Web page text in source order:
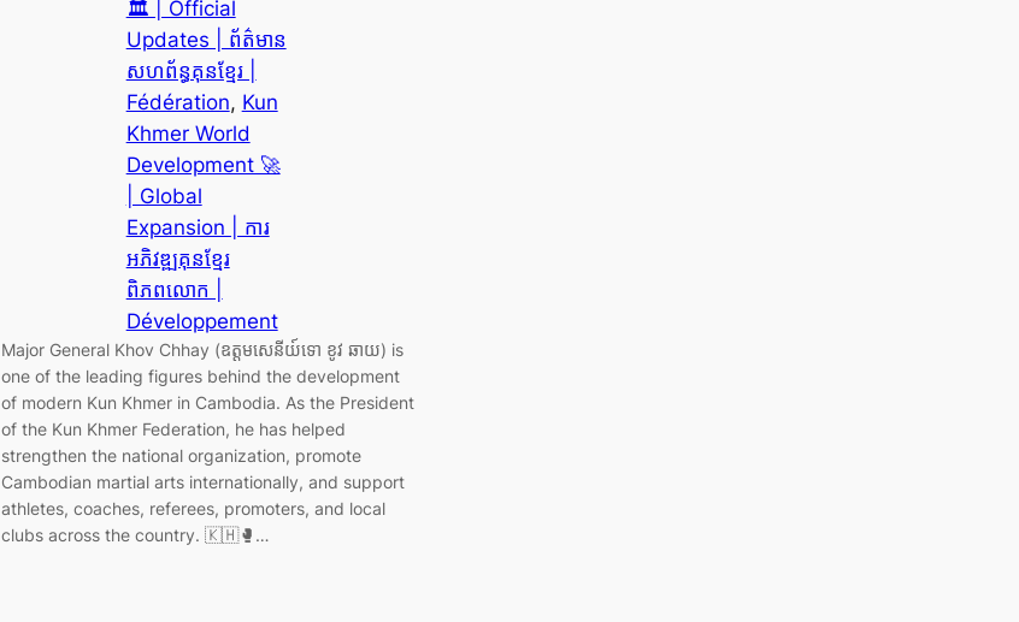
🏛️ | Official
Updates | ព័ត៌មាន
សហព័ន្ធគុនខ្មែរ |
Fédération, Kun
Khmer World
Development 🚀
| Global
Expansion | ការ
អភិវឌ្ឍគុនខ្មែរ
ពិភពលោក |
Développement
Major General Khov Chhay (ឧត្តមសេនីយ៍ទោ ខូវ ឆាយ) is
one of the leading figures behind the development
of modern Kun Khmer in Cambodia. As the President
of the Kun Khmer Federation, he has helped
strengthen the national organization, promote
Cambodian martial arts internationally, and support
athletes, coaches, referees, promoters, and local
clubs across the country. 🇰🇭🥊…